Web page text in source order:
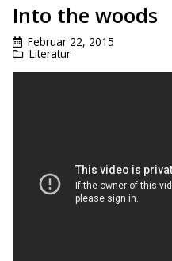
Into the woods
Februar 22, 2015
Literatur